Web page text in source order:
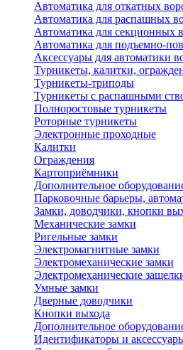
Автоматика для откатных
Автоматика для распашных
Автоматика для секционных
Автоматика для подъемно-
Аксессуары для автоматики
Турникеты, калитки,
Турникеты-триподы
Турникеты с распашными
Полноростовые турникеты
Роторные турникеты
Электронные проходные
Калитки
Ограждения
Картоприёмники
Дополнительное
Парковочные барьеры,
Замки, доводчики, кнопки
Механические замки
Ригельные замки
Электромагнитные замки
Электромеханические замки
Электромеханические
Умные замки
Дверные доводчики
Кнопки выхода
Дополнительное
Идентификаторы и